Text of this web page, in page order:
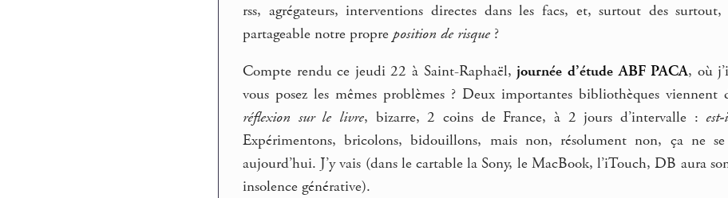
rss, agrégateurs, interventions directes dans les facs, et, surtout des
partageable notre propre position de risque ?
Compte rendu ce jeudi 22 à Saint-Raphaël, journée d’étude ABF PACA, où
vous posez les mêmes problèmes ? Deux importantes bibliothèques
réflexion sur le livre, bizarre, 2 coins de France, à 2 jours d’intervalle :
Expérimentons, bricolons, bidouillons, mais non, résolument non, ça ne
aujourd’hui. J’y vais (dans le cartable la Sony, le MacBook, l’iTouch, DB aura
insolence générative).